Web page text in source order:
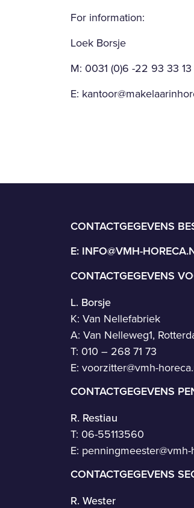
For information:
Loek Borsje
M: 0031 (0)6 -22 93 33 13
E:
CONTACTGEGEVENS
E: INFO@VMH-
CONTACTGEGEVENS
L. Borsje
K: Van Nellefabriek
A: Van Nelleweg1,
T: 010 – 268 71 73
E: voorzitter@vmh-
CONTACTGEGEVENS
R. Restiau
T: 06-55113560
E:
CONTACTGEGEVENS
R. Wester